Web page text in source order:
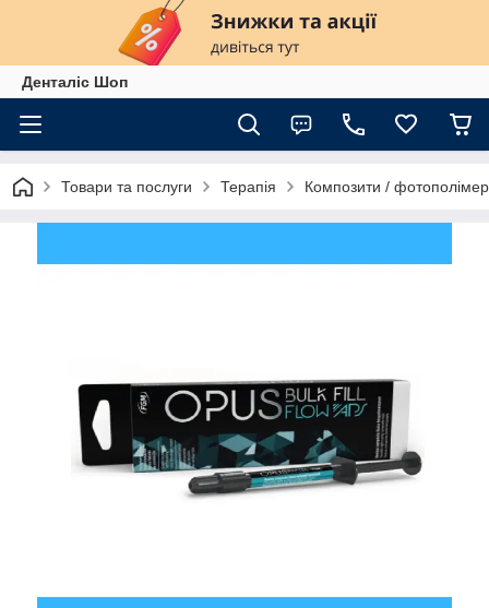
Денталіс Шоп
Товари та послуги Терапія Композити /